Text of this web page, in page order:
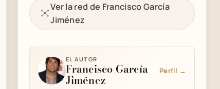
Ver la red de Francisco García
Jiménez
EL AUTOR
Francisco García
Jiménez
Perfil →